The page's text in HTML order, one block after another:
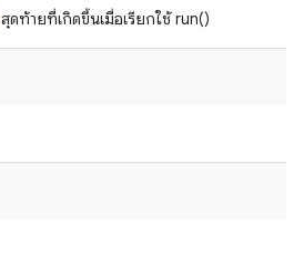
สุดท้ายที่เกิดขึ้นเมื่อเรียกใช้ run()